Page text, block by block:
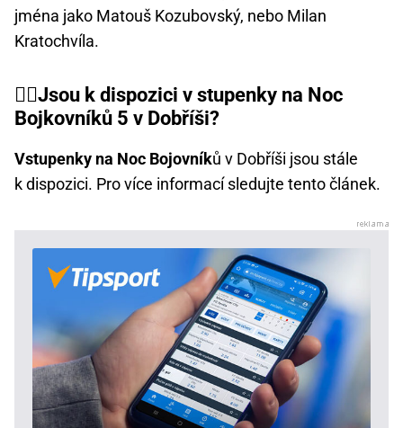
jména jako Matouš Kozubovský, nebo Milan
Kratochvíla.
🤼‍♂️Jsou k dispozici v stupenky na Noc
Bojkovníků 5 v Dobříši?
Vstupenky na Noc Bojovníků v Dobříši jsou stále
k dispozici. Pro více informací sledujte tento článek.